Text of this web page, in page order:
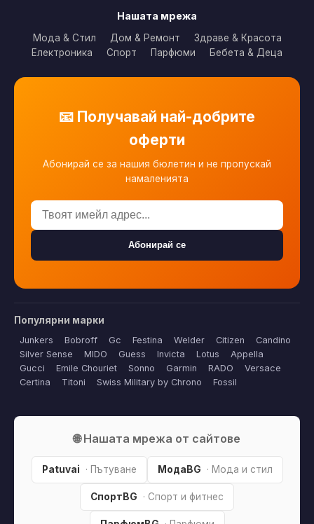
Нашата мрежа
Мода & Стил Дом & Ремонт
Здраве & Красота
Електроника
Спорт Парфюми Бебета & Деца
📧 Получавай най-добрите
оферти
Абонирай се за нашия бюлетин и не пропускай
намаленията
Абонирай се
Популярни марки
Junkers Bobroff Gc Festina Welder Citizen
Candino
Silver Sense
MIDO Guess Invicta Lotus
Appella
Gucci
Emile Chouriet Sonno Garmin RADO
Versace
Certina
Titoni Swiss Military by Chrono Fossil
🌐 Нашата мрежа от сайтове
Patuvai · Пътуване МодаBG · Мода и стил
СпортBG · Спорт и фитнес